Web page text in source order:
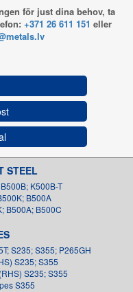
för just dina behov, ta
+371 26 611 151 eller
STEEL
K500B-T
B500A
B500A; B500C
S235; S355; P265GH
S235; S355
S235; S355
S355